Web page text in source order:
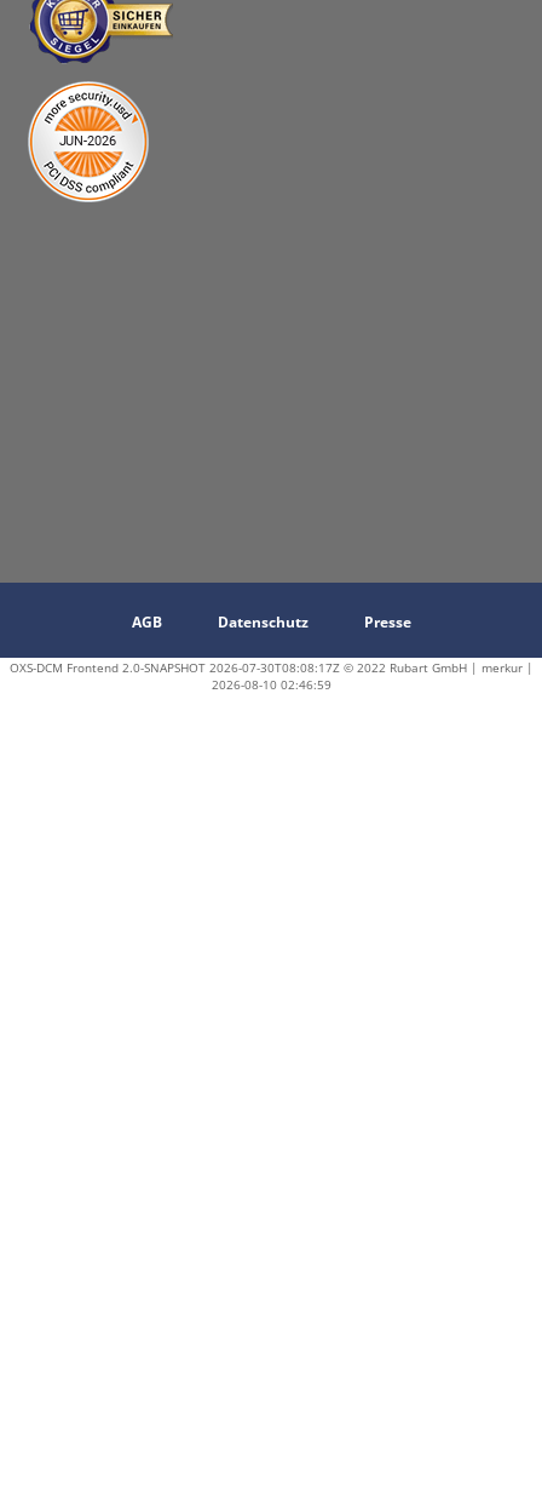
AGB Datenschutz Presse
OXS-DCM Frontend 2.0-SNAPSHOT 2026-07-30T08:08:17Z © 2022 Rubart GmbH | merkur |
2026-08-10 02:46:59